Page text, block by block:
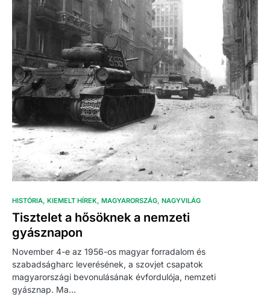
HISTÓRIA KIEMELT HÍREK MAGYARORSZÁG NAGYVILÁG
Tisztelet a hősöknek a nemzeti
gyásznapon
November 4-e az 1956-os magyar forradalom és
szabadságharc leverésének, a szovjet csapatok
magyarországi bevonulásának évfordulója, nemzeti
gyásznap. Ma…